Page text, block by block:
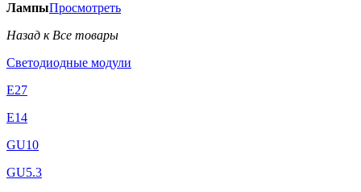
ЛампыПросмотреть
Назад к Все товары
Светодиодные модули
E27
E14
GU10
GU5.3